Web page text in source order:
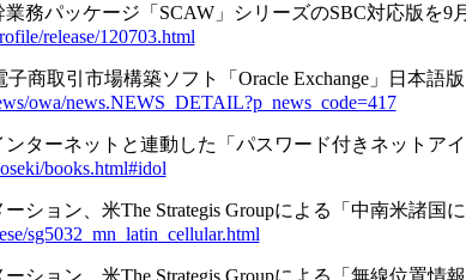
務パッケージ「SCAW」シリーズのSBC対応版を9
release/120703.html
商取引市場構築ソフト「Oracle Exchange」日本語
owa/news.NEWS_DETAIL?p_news_code=417
ターネットと連動した「パスワード付きネットア
books.html#idol
ション、米The Strategis Groupによる「中南米諸
sg5032_mn_latin_cellular.html
ション、米The Strategis Groupによる「無線位置